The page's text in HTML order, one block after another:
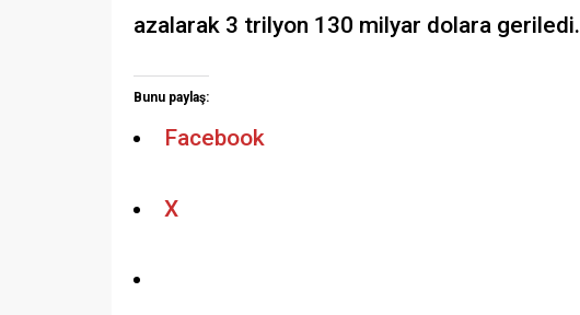
azalarak 3 trilyon 130 milyar dolara geriledi.
Bunu paylaş:
Facebook
X